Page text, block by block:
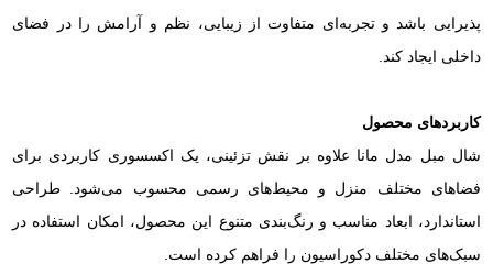
پذیرایی باشد و تجربه‌ای متفاوت از زیبایی، نظم و آرامش را در فضای
داخلی ایجاد کند.
کاربردهای محصول
شال مبل مدل مانا علاوه بر نقش تزئینی، یک اکسسوری کاربردی برای
فضاهای مختلف منزل و محیط‌های رسمی محسوب می‌شود. طراحی
استاندارد، ابعاد مناسب و رنگ‌بندی متنوع این محصول، امکان استفاده در
سبک‌های مختلف دکوراسیون را فراهم کرده است.